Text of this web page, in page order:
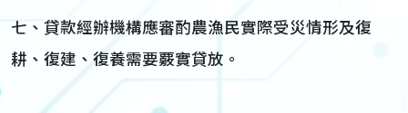
七、貸款經辦機構應審酌農漁民實際受災情形及復
耕、復建、復養需要覈實貸放。